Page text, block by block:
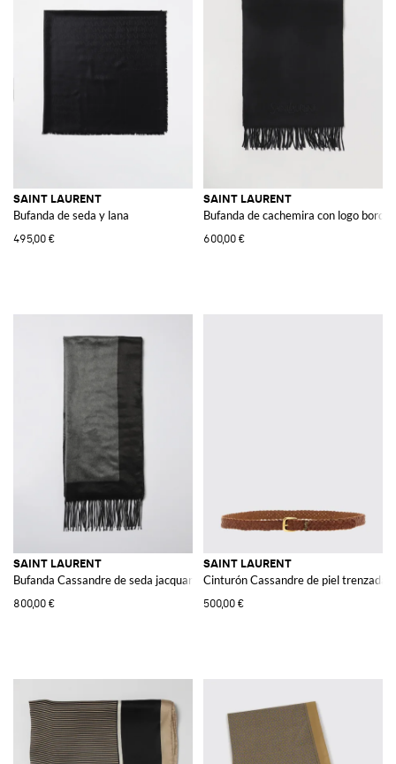
SAINT LAURENT
Bufanda de seda y lana
495,00 €
SAINT LAURENT
Bufanda de cachemira con logo
600,00 €
SAINT LAURENT
Bufanda Cassandre de seda jacquard
800,00 €
SAINT LAURENT
Cinturón Cassandre de piel trenzada
500,00 €